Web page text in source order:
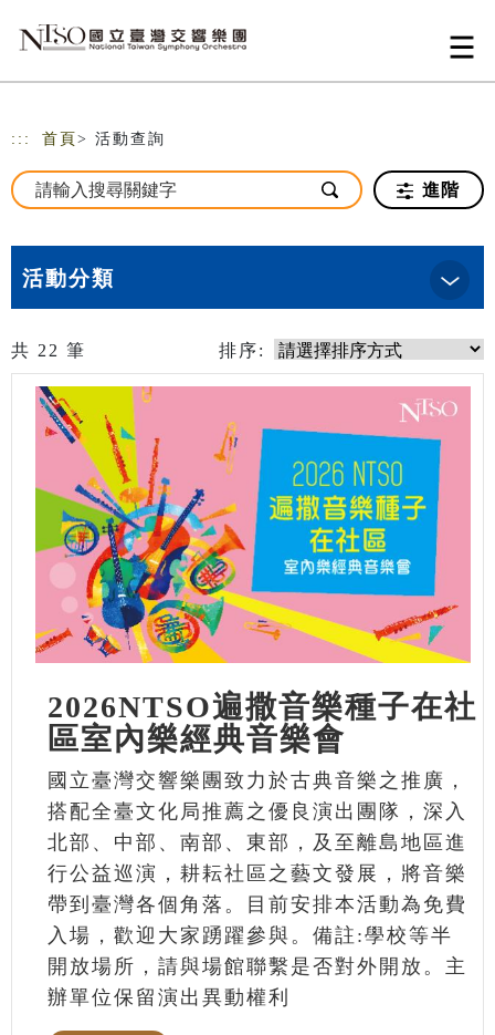
::: 首頁 > 活動查詢
進階
活動分類
共 22 筆 排序:
2026NTSO遍撒音樂種子在社
區室內樂經典音樂會
國立臺灣交響樂團致力於古典音樂之推廣，
搭配全臺文化局推薦之優良演出團隊，深入
北部、中部、南部、東部，及至離島地區進
行公益巡演，耕耘社區之藝文發展，將音樂
帶到臺灣各個角落。目前安排本活動為免費
入場，歡迎大家踴躍參與。備註:學校等半
開放場所，請與場館聯繫是否對外開放。主
辦單位保留演出異動權利